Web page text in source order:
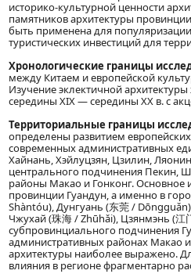
историко-культурной ценности
памятников архитектуры
быть применена для
туристических инвестиций для
Хронологические границы
между Китаем и европейской
Изучение эклектичной
середины XIX — середины XX в. с
Территориальные границы
определены развитием
современных административных
Хайнань, Хэйлуцзян, Цзилин,
центрального подчинения Пекин,
районы Макао и Гонконг. Основное
провинции Гуандун, а именно в
Shàntóu), Дунгуань (东莞 /
Чжухай (珠海 / Zhūhǎi), Цзянмэнь (江
субпровинциального подчинения
административных районах Макао
архитектуры наиболее выражено.
влияния в регионе фрагментарно